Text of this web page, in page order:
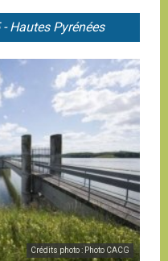
Hautes Pyrénées
Crédits photo : Photo CACG